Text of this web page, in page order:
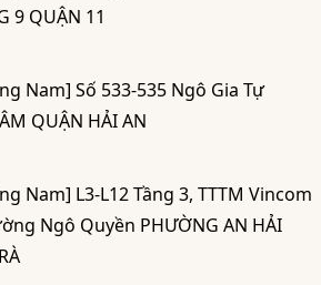
9 QUẬN 11
Nam] Số 533-535 Ngô Gia Tự
QUẬN HẢI AN
Nam] L3-L12 Tầng 3, TTTM Vincom
Ngô Quyền PHƯỜNG AN HẢI